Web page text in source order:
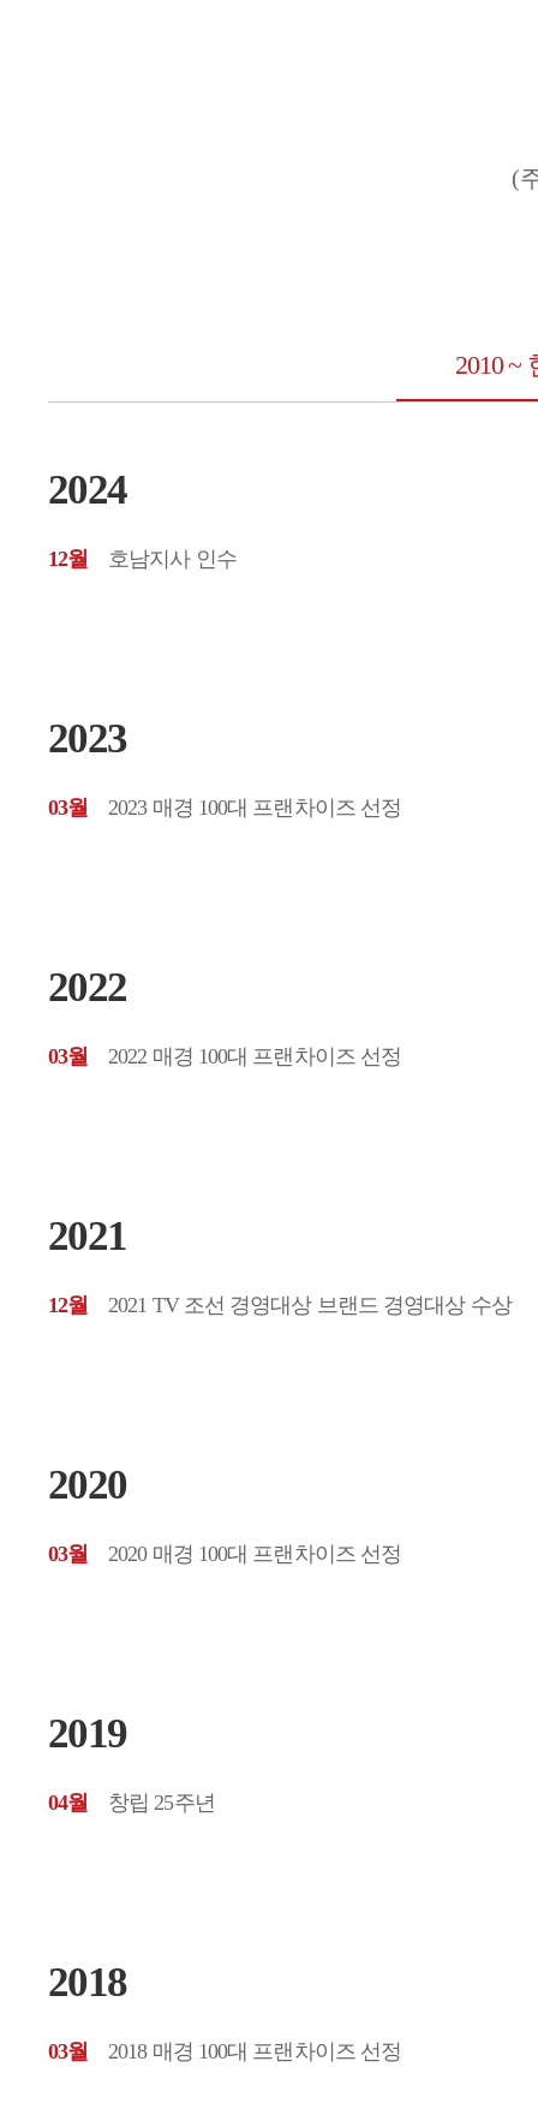
(
2010 ~
2024
12월 호남지사 인수
2023
03월 2023 매경 100대 프랜차이즈 선정
2022
03월 2022 매경 100대 프랜차이즈 선정
2021
12월 2021 TV 조선 경영대상 브랜드 경영대상 수상
2020
03월 2020 매경 100대 프랜차이즈 선정
2019
04월 창립 25주년
2018
03월 2018 매경 100대 프랜차이즈 선정